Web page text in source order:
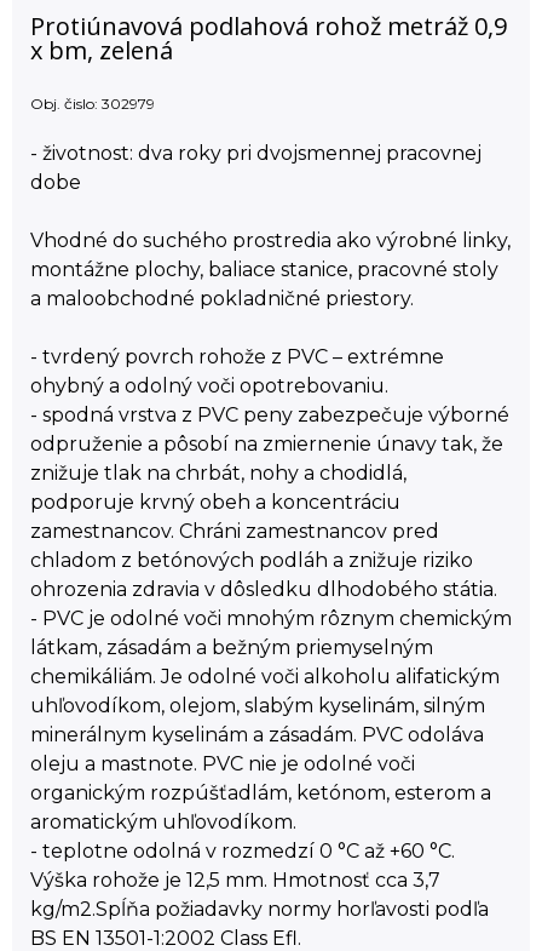
Protiúnavová podlahová rohož metráž 0,9
x bm, zelená
Obj. čislo: 302979
- životnost: dva roky pri dvojsmennej pracovnej
dobe
Vhodné do suchého prostredia ako výrobné linky,
montážne plochy, baliace stanice, pracovné stoly
a maloobchodné pokladničné priestory.
- tvrdený povrch rohože z PVC – extrémne
ohybný a odolný voči opotrebovaniu.
- spodná vrstva z PVC peny zabezpečuje výborné
odpruženie a pôsobí na zmiernenie únavy tak, že
znižuje tlak na chrbát, nohy a chodidlá,
podporuje krvný obeh a koncentráciu
zamestnancov. Chráni zamestnancov pred
chladom z betónových podláh a znižuje riziko
ohrozenia zdravia v dôsledku dlhodobého státia.
- PVC je odolné voči mnohým rôznym chemickým
látkam, zásadám a bežným priemyselným
chemikáliám. Je odolné voči alkoholu alifatickým
uhľovodíkom, olejom, slabým kyselinám, silným
minerálnym kyselinám a zásadám. PVC odoláva
oleju a mastnote. PVC nie je odolné voči
organickým rozpúšťadlám, ketónom, esterom a
aromatickým uhľovodíkom.
- teplotne odolná v rozmedzí 0 °C až +60 °C.
Výška rohože je 12,5 mm. Hmotnosť cca 3,7
kg/m2.Spĺňa požiadavky normy horľavosti podľa
BS EN 13501-1:2002 Class Efl.